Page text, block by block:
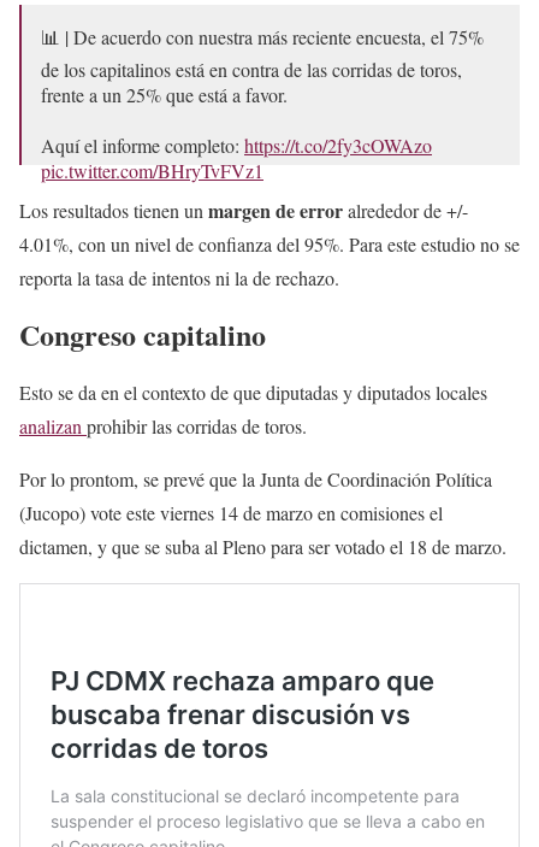
📊 | De acuerdo con nuestra más reciente encuesta, el 75%
de los capitalinos está en contra de las corridas de toros,
frente a un 25% que está a favor.
Aquí el informe completo: https://t.co/2fy3cOWAzo
pic.twitter.com/BHryTvFVz1
— Enkoll (@enkoll_)March 13, 2025
Los resultados tienen un margen de erroralrededor de +/-
4.01%, con un nivel de confianza del 95%. Para este estudio no se
reporta la tasa de intentos ni la de rechazo.
Congreso capitalino
Esto se da en el contexto de que diputadas y diputados locales
analizanprohibir las corridas de toros.
Por lo prontom, se prevé que la Junta de Coordinación Política
(Jucopo) vote este viernes 14 de marzo en comisiones el
dictamen, y que se suba al Pleno para ser votado el 18 de marzo.